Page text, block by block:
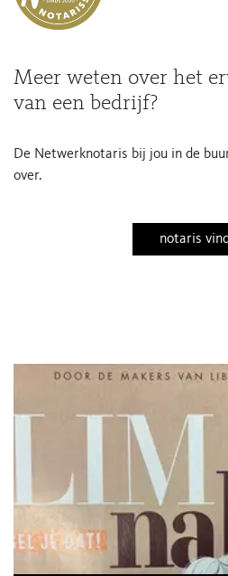
Meer weten over het
van een bedrijf?
De Netwerknotaris bij jou in de
over.
notaris